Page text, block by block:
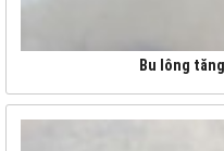
Bu lông